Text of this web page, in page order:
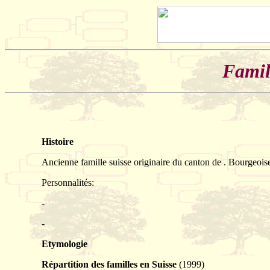
Histoire
Ancienne famille suisse originaire du canton de .
Personnalités:
-
-
Etymologie
Répartition des familles en Suisse (1999)